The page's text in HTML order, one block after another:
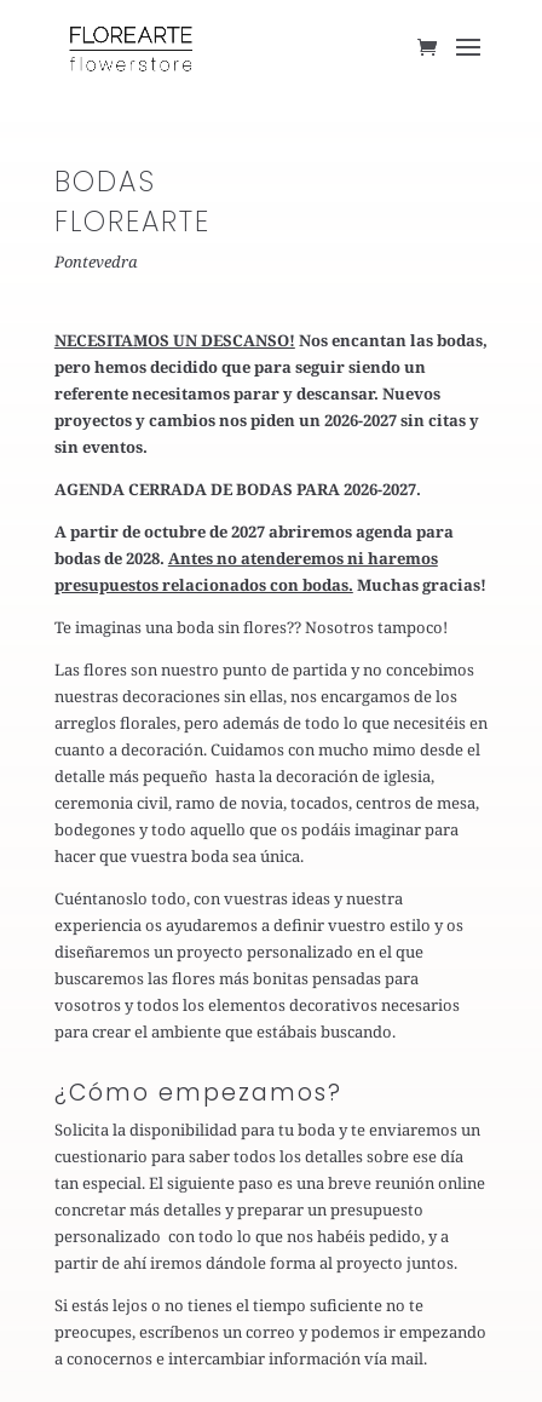
BODAS
FLOREARTE
Pontevedra
NECESITAMOS UN DESCANSO! Nos encantan las bodas,
pero hemos decidido que para seguir siendo un
referente necesitamos parar y descansar. Nuevos
proyectos y cambios nos piden un 2026-2027 sin citas y
sin eventos.
AGENDA CERRADA DE BODAS PARA 2026-2027.
A partir de octubre de 2027 abriremos agenda para
bodas de 2028. Antes no atenderemos ni haremos
presupuestos relacionados con bodas. Muchas gracias!
Te imaginas una boda sin flores?? Nosotros tampoco!
Las flores son nuestro punto de partida y no concebimos
nuestras decoraciones sin ellas, nos encargamos de los
arreglos florales, pero además de todo lo que necesitéis en
cuanto a decoración. Cuidamoscon mucho mimo desde el
detalle más pequeño hasta la decoración de iglesia,
ceremonia civil, ramo de novia, tocados, centros de mesa,
bodegones y todo aquello que os podáis imaginar para
hacer que vuestra boda sea única.
Cuéntanoslo todo, con vuestras ideas y nuestra
experiencia os ayudaremos a definir vuestro estilo y os
diseñaremos un proyecto personalizado en el que
buscaremos las flores más bonitas pensadas para
vosotros y todos los elementosdecorativos necesarios
para crear el ambiente que estábais buscando.
¿Cómo empezamos?
Solicita la disponibilidad para tu boda y te enviaremos un
cuestionario para saber todos los detalles sobre ese día
tan especial. El siguiente paso es una breve reunión online
concretar más detalles y preparar un presupuesto
personalizado con todo lo que nos habéis pedido, y a
partir de ahí iremos dándole forma al proyecto juntos.
Si estás lejos o no tienes el tiempo suficiente no te
preocupes, escríbenos un correo y podemos ir empezando
a conocernos e intercambiar información vía mail.